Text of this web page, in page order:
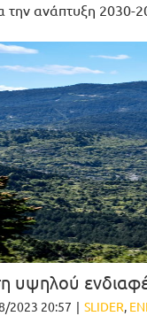
την ανάπτυξη 2030-
υψηλού
2023 20:57 | SLIDER,